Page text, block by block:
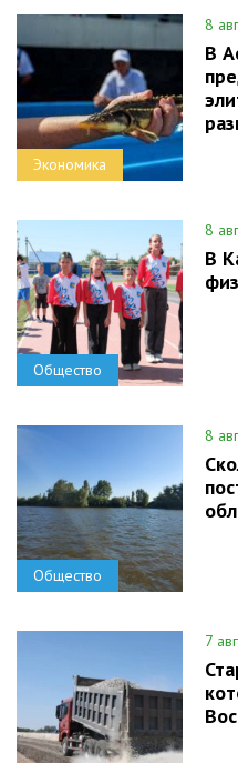
Экономика
8
В
Общество
8
В
Общество
8
7